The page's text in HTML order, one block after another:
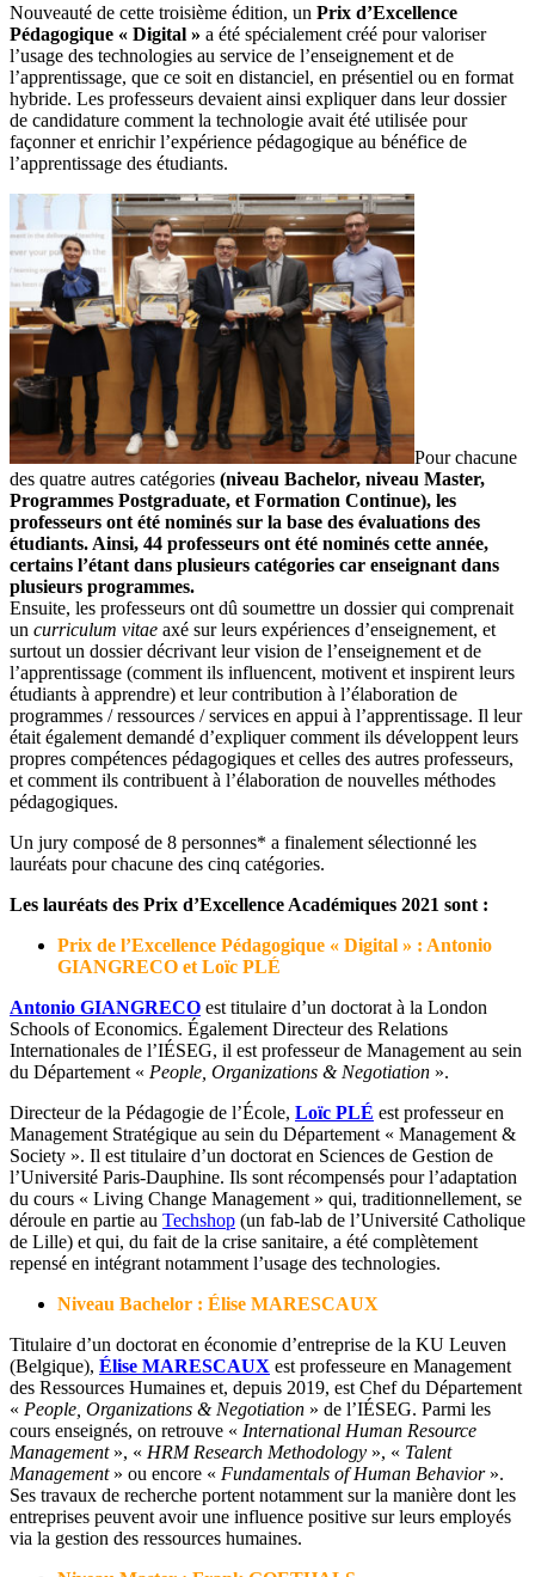
Nouveauté de cette troisième édition, un Prix d’Excellence
Pédagogique « Digital » a été spécialement créé pour valoriser
l’usage des technologies au service de l’enseignement et de
l’apprentissage, que ce soit en distanciel, en présentiel ou en format
hybride. Les professeurs devaient ainsi expliquer dans leur dossier
de candidature comment la technologie avait été utilisée pour
façonner et enrichir l’expérience pédagogique au bénéfice de
l’apprentissage des étudiants.
Pour chacune
des quatre autres catégories (niveau Bachelor, niveau Master,
Programmes Postgraduate, et Formation Continue), les
professeurs ont été nominés sur la base des évaluations des
étudiants. Ainsi, 44 professeurs ont été nominés cette année,
certains l’étant dans plusieurs catégories car enseignant dans
plusieurs programmes.
Ensuite, les professeurs ont dû soumettre un dossier qui comprenait
un curriculum vitae axé sur leurs expériences d’enseignement, et
surtout un dossier décrivant leur vision de l’enseignement et de
l’apprentissage (comment ils influencent, motivent et inspirent leurs
étudiants à apprendre) et leur contribution à l’élaboration de
programmes / ressources / services en appui à l’apprentissage. Il leur
était également demandé d’expliquer comment ils développent leurs
propres compétences pédagogiques et celles des autres professeurs,
et comment ils contribuent à l’élaboration de nouvelles méthodes
pédagogiques.
Un jury composé de 8 personnes* a finalement sélectionné les
lauréats pour chacune des cinq catégories.
Les lauréats des Prix d’Excellence Académiques 2021 sont :
Prix de l’Excellence Pédagogique « Digital » : Antonio
GIANGRECO et Loïc PLÉ
Antonio GIANGRECO est titulaire d’un doctorat à la London
Schools of Economics. Également Directeur des Relations
Internationales de l’IÉSEG, il est professeur de Management au sein
du Département « People, Organizations & Negotiation ».
Directeur de la Pédagogie de l’École, Loïc PLÉ est professeur en
Management Stratégique au sein du Département « Management &
Society ». Il est titulaire d’un doctorat en Sciences de Gestion de
l’Université Paris-Dauphine. Ils sont récompensés pour l’adaptation
du cours « Living Change Management » qui, traditionnellement, se
déroule en partie au Techshop (un fab-lab de l’Université Catholique
de Lille) et qui, du fait de la crise sanitaire, a été complètement
repensé en intégrant notamment l’usage des technologies.
Niveau Bachelor : Élise MARESCAUX
Titulaire d’un doctorat en économie d’entreprise de la KU Leuven
(Belgique), Élise MARESCAUX est professeure en Management
des Ressources Humaines et, depuis 2019, est Chef du Département
« People, Organizations & Negotiation » de l’IÉSEG. Parmi les
cours enseignés, on retrouve « International Human Resource
Management», « HRM Research Methodology », « Talent
Management» ou encore « Fundamentals of Human Behavior».
Ses travaux de recherche portent notamment sur la manière dont les
entreprises peuvent avoir une influence positive sur leurs employés
via la gestion des ressources humaines.